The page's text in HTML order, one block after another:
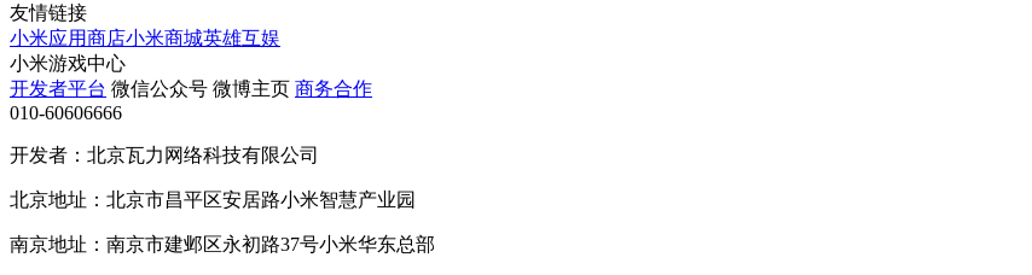
友情链接
小米应用商店小米商城英雄互娱
小米游戏中心
开发者平台 微信公众号 微博主页 商务合作
010-60606666
开发者：北京瓦力网络科技有限公司
北京地址：北京市昌平区安居路小米智慧产业园
南京地址：南京市建邺区永初路37号小米华东总部